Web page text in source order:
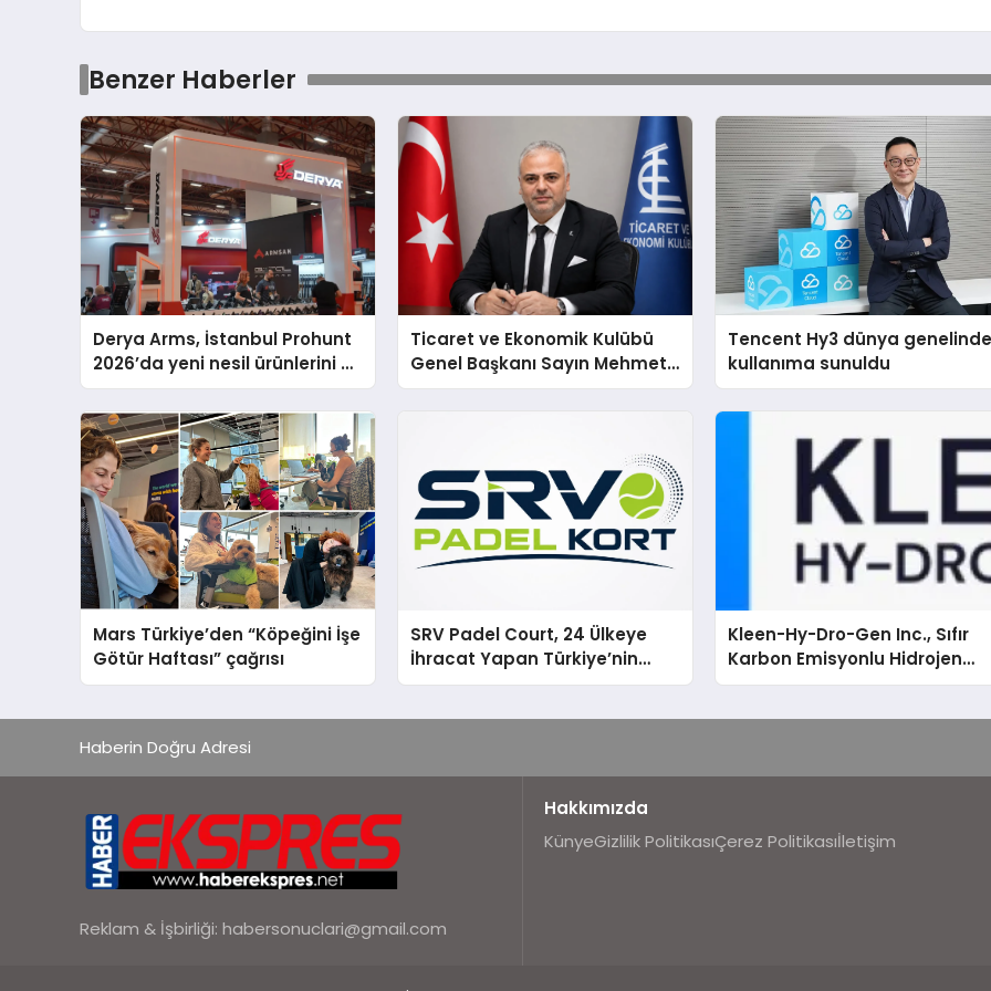
Benzer Haberler
Derya Arms, İstanbul Prohunt
2026’da yeni nesil ürünlerini ve
global marka vizyonunu
sergiledi
Ticaret ve Ekonomik Kulübü
Genel Başkanı Sayın Mehmet
Ulutaş, ekonomiye dair yaptığı
Tencent Hy3 dünya
kullanıma sunuldu
Mars Türkiye’den “Köpeğini İşe
Götür Haftası” çağrısı
SRV Padel Court, 24 Ülkeye
İhracat Yapan Türkiye’nin
Padel Kortu Üretim Gücü
Kleen-Hy-Dro-Gen Inc., Sıfır
Karbon Emisyonlu Hidrojen
Isıtma Teknolojisinde ISO ve
Haberin Doğru Adresi
Reklam & İşbirliği: habersonuclari@gmail.com
Hakkımızda
KünyeGizlilik PolitikasıÇerez Politikasıİletişim